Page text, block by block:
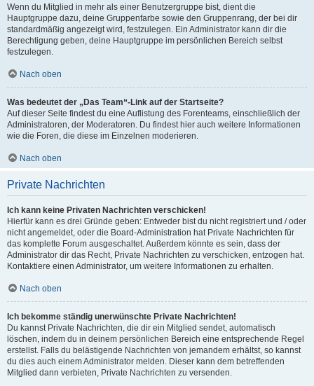
Wenn du Mitglied in mehr als einer Benutzergruppe bist, dient die
Hauptgruppe dazu, deine Gruppenfarbe sowie den Gruppenrang, der bei dir
standardmäßig angezeigt wird, festzulegen. Ein Administrator kann dir die
Berechtigung geben, deine Hauptgruppe im persönlichen Bereich selbst
festzulegen.
Nach oben
Was bedeutet der „Das Team“-Link auf der Startseite?
Auf dieser Seite findest du eine Auflistung des Forenteams, einschließlich der
Administratoren, der Moderatoren. Du findest hier auch weitere Informationen
wie die Foren, die diese im Einzelnen moderieren.
Nach oben
Private Nachrichten
Ich kann keine Privaten Nachrichten verschicken!
Hierfür kann es drei Gründe geben: Entweder bist du nicht registriert und / oder
nicht angemeldet, oder die Board-Administration hat Private Nachrichten für
das komplette Forum ausgeschaltet. Außerdem könnte es sein, dass der
Administrator dir das Recht, Private Nachrichten zu verschicken, entzogen hat.
Kontaktiere einen Administrator, um weitere Informationen zu erhalten.
Nach oben
Ich bekomme ständig unerwünschte Private Nachrichten!
Du kannst Private Nachrichten, die dir ein Mitglied sendet, automatisch
löschen, indem du in deinem persönlichen Bereich eine entsprechende Regel
erstellst. Falls du belästigende Nachrichten von jemandem erhältst, so kannst
du dies auch einem Administrator melden. Dieser kann dem betreffenden
Mitglied dann verbieten, Private Nachrichten zu versenden.